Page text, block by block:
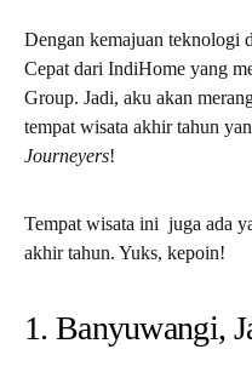
Dengan kemajuan teknologi
Cepat dari IndiHome yang
Group. Jadi, aku akan
tempat wisata akhir tahun
Journeyers!
Tempat wisata ini juga ada
akhir tahun. Yuks, kepoin!
1. Banyuwangi,